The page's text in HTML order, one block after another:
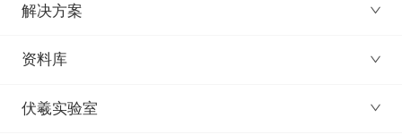
解决方案
资料库
伏羲实验室